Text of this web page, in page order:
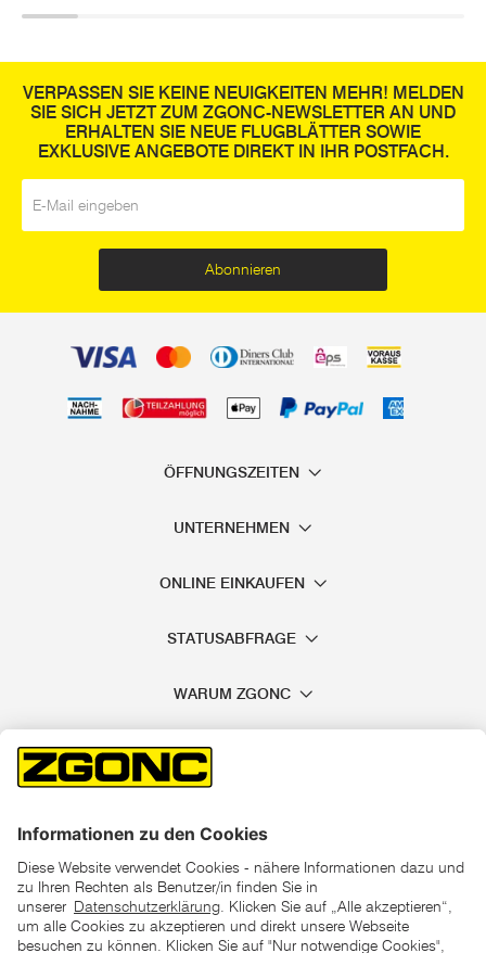
VERPASSEN SIE KEINE NEUIGKEITEN MEHR! MELDEN
SIE SICH JETZT ZUM ZGONC-NEWSLETTER AN UND
ERHALTEN SIE NEUE FLUGBLÄTTER SOWIE
EXKLUSIVE ANGEBOTE DIREKT IN IHR POSTFACH.
Abonnieren
ÖFFNUNGSZEITEN
UNTERNEHMEN
ONLINE EINKAUFEN
STATUSABFRAGE
WARUM ZGONC